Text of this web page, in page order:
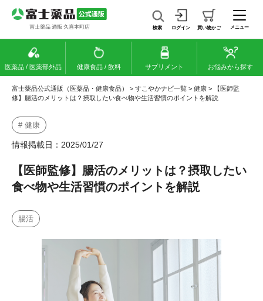
検索 ログイン 買い物かご メニュー
医薬品 / 医薬部外品 健康食品 / 飲料 サプリメント お悩みから探す
富士薬品公式通販（医薬品・健康食品） > すこやかナビ一覧 > 健康 >
【医師監
修】腸活のメリットは？摂取したい食べ物や生活習慣のポイントを解説
# 健康
情報掲載日：2025/01/27
【医師監修】腸活のメリットは？摂取したい
食べ物や生活習慣のポイントを解説
腸活